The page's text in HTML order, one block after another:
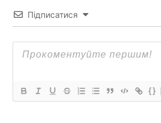
Підписатися
{}